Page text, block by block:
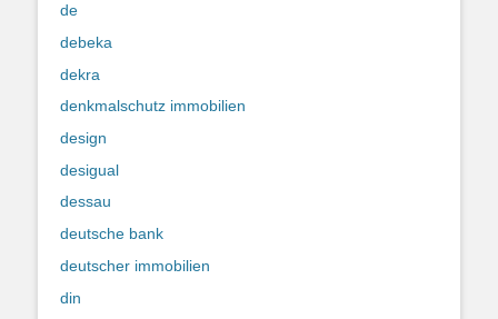
de
debeka
dekra
denkmalschutz immobilien
design
desigual
dessau
deutsche bank
deutscher immobilien
din